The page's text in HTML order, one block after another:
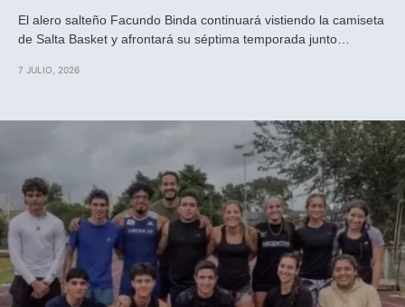
El alero salteño Facundo Binda continuará vistiendo la camiseta
de Salta Basket y afrontará su séptima temporada junto…
7 JULIO, 2026